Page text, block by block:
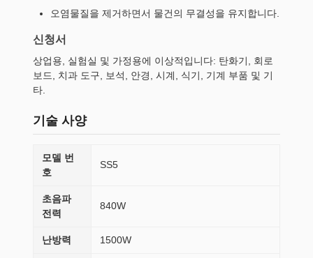
오염물질을 제거하면서 물건의 무결성을 유지합니다.
신청서
상업용, 실험실 및 가정용에 이상적입니다: 탄화기, 회로
보드, 치과 도구, 보석, 안경, 시계, 식기, 기계 부품 및 기
타.
기술 사양
모델 번
호
SS5
초음파
전력
840W
난방력 1500W